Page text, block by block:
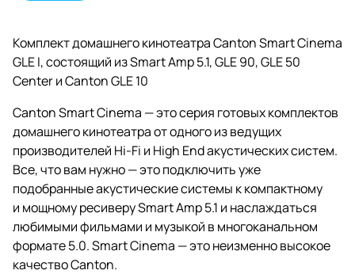
Комплект домашнего кинотеатра Canton Smart Cinema
GLE I, состоящий изSmart Amp 5.1,GLE 90,GLE 50
Center иCanton GLE 10
Canton Smart Cinema — это серия готовых комплектов
домашнего кинотеатра от одного из ведущих
производителей Hi-Fi и High End акустических систем.
Все, что вам нужно — это подключить уже
подобранные акустические системы к компактному
и мощному ресиверу Smart Amp 5.1 и наслаждаться
любимыми фильмами и музыкой в многоканальном
формате 5.0. Smart Cinema — это неизменно высокое
качество Canton.